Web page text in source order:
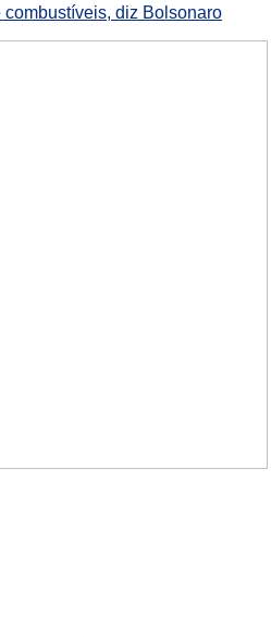
diz Bolsonaro